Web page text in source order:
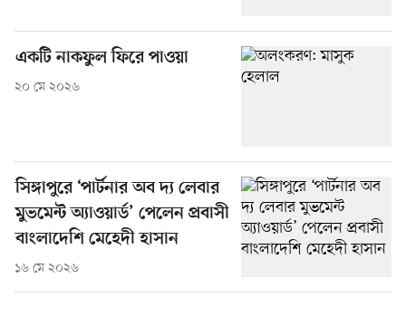
একটি নাকফুল ফিরে পাওয়া
২০ মে ২০২৬
সিঙ্গাপুরে ‘পার্টনার অব দ্য লেবার
মুভমেন্ট অ্যাওয়ার্ড’ পেলেন প্রবাসী
বাংলাদেশি মেহেদী হাসান
১৬ মে ২০২৬